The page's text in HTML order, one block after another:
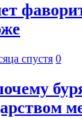
спустя 0